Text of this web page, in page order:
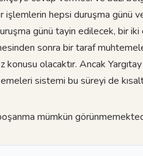
hepsi duruşma günü
günü tayin edilecek, bir
sonra bir taraf
olacaktır. Ancak
sistemi bu süreyi de
mümkün